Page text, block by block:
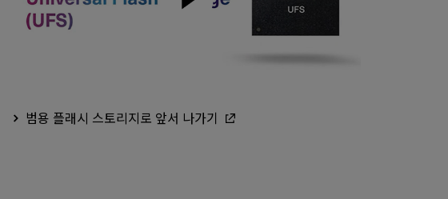
범용 플래시 스토리지로 앞서 나가기